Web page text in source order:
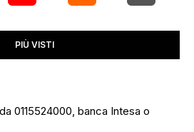
PIÙ VISTI
0115524000, banca Intesa o